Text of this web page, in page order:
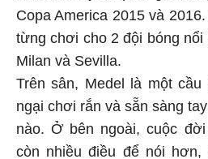
Copa America 2015 và
từng chơi cho 2 đội bóng nổi
Milan và Sevilla.
Trên sân, Medel là một cầu
ngại chơi rắn và sẵn sàng
nào. Ở bên ngoài, cuộc
còn nhiều điều để nói